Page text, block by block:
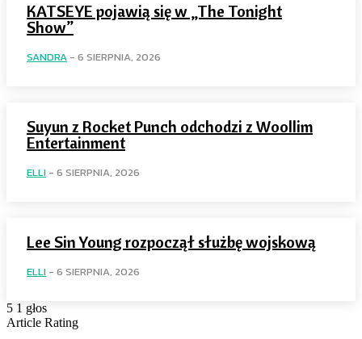
KATSEYE pojawią się w „The Tonight
Show”
SANDRA - 6 SIERPNIA, 2026
Suyun z Rocket Punch odchodzi z Woollim
Entertainment
ELLI - 6 SIERPNIA, 2026
Lee Sin Young rozpoczął służbę wojskową
ELLI - 6 SIERPNIA, 2026
5 1 głos
Article Rating